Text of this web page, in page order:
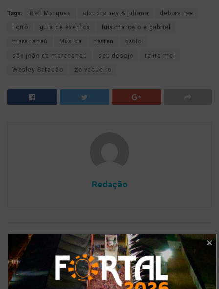
Tags: Bell Marques claudio ney & juliana debora lee
Forró guia de eventos luis marcelo e gabriel
maracanaú Música nattan pablo
são joão de maracanaú seu desejo talita mel
Wesley Safadão ze vaqueiro
Redação
Deixe um comentário
O seu endereço de e-mail não será publicado.Campos
obrigatórios são marcados com*